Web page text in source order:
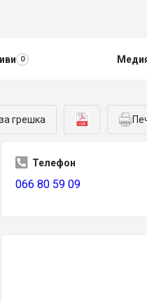
0
грешка
Телефон
066 80 59 09